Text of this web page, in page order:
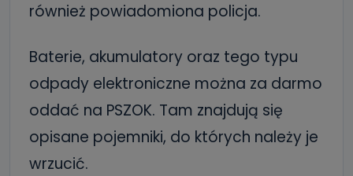
również powiadomiona policja.
Baterie, akumulatory oraz tego typu
odpady elektroniczne można za darmo
oddać na PSZOK. Tam znajdują się
opisane pojemniki, do których należy je
wrzucić.